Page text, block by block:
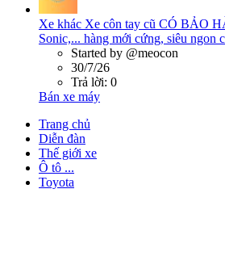
Xe khác Xe côn tay cũ CÓ BẢO
Sonic,... hàng mới cứng, siêu ngon
Started by @meocon
30/7/26
Trả lời: 0
Bán xe máy
Trang chủ
Diễn đàn
Thế giới xe
Ô tô ...
Toyota